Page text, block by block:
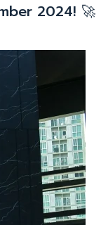
2024! 🚀